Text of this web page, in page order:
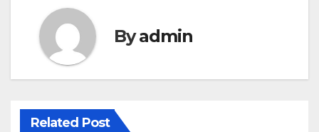
Byadmin
Related Post